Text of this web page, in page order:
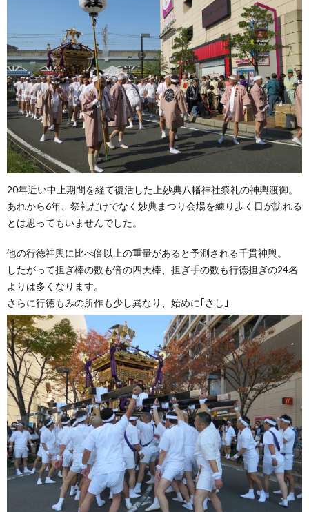
20年近い中止期間を経て復活した上妙典八幡神社祭礼の神輿渡御。
あれから6年、祭礼だけでなく妙典まつり会場を練り歩く日が訪れる
とは思ってもいませんでした。
他の行徳神輿に比べ倍以上の重量があると予測される千貫神輿。
したがって担ぎ棒の数も倍の四天棒、担ぎ手の数も行徳担ぎの24名
よりは多くなります。
さらに行徳もみの所作も少し異なり、始めに｢さし｣